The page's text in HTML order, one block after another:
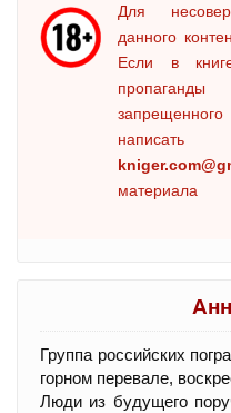
Для
данного
Если в
материала
Группа российских
горном перевале,
Люди из будущего